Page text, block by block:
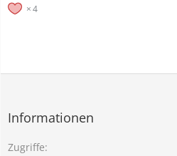
4
Informationen
Zugriffe